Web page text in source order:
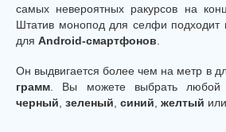
самых невероятных ракурсов на
Штатив монопод для селфи подходит
для Android-смартфонов
Он выдвигается более чем на метр в
грамм . Вы можете выбрать любой
черный зеленый синий желтый или